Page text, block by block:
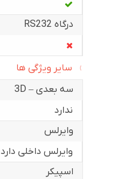
درگاه RS232
سایر ویژگی ها
سه بعدی – 3D
ندارد
وایرلس
وایرلس داخلی دارد
اسپیکر